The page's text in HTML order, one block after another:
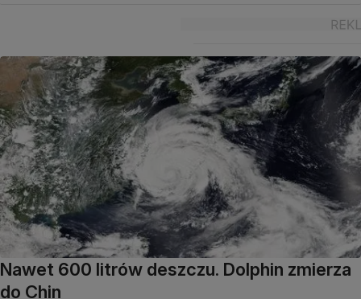
Nawet 600 litrów deszczu. Dolphin zmierza
do Chin